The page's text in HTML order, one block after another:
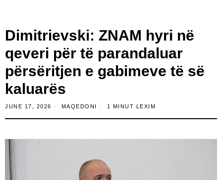
Dimitrievski: ZNAM hyri në
qeveri për të parandaluar
përsëritjen e gabimeve të së
kaluarës
JUNE 17, 2026 MAQEDONI 1 MINUT LEXIM